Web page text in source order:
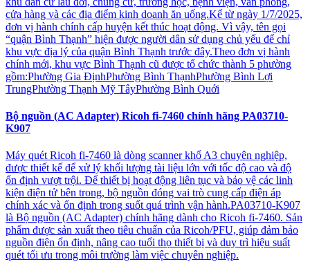
cửa hàng và các địa điểm kinh doanh ăn uống.Kể từ ngày 1/7/2025,
đơn vị hành chính cấp huyện kết thúc hoạt động. Vì vậy, tên gọi
“quận Bình Thạnh” hiện được người dân sử dụng chủ yếu để chỉ
khu vực địa lý của quận Bình Thạnh trước đây.Theo đơn vị hành
chính mới, khu vực Bình Thạnh cũ được tổ chức thành 5 phường
gồm:Phường Gia ĐịnhPhường Bình ThạnhPhường Bình Lợi
TrungPhường Thạnh Mỹ TâyPhường Bình Quới
Bộ nguồn (AC Adapter) Ricoh fi-7460 chính hãng PA03710-
K907
Máy quét Ricoh fi-7460 là dòng scanner khổ A3 chuyên nghiệp,
được thiết kế để xử lý khối lượng tài liệu lớn với tốc độ cao và độ
ổn định vượt trội. Để thiết bị hoạt động liên tục và bảo vệ các linh
kiện điện tử bên trong, bộ nguồn đóng vai trò cung cấp điện áp
chính xác và ổn định trong suốt quá trình vận hành.PA03710-K907
là Bộ nguồn (AC Adapter) chính hãng dành cho Ricoh fi-7460. Sản
phẩm được sản xuất theo tiêu chuẩn của Ricoh/PFU, giúp đảm bảo
nguồn điện ổn định, nâng cao tuổi thọ thiết bị và duy trì hiệu suất
quét tối ưu trong môi trường làm việc chuyên nghiệp.